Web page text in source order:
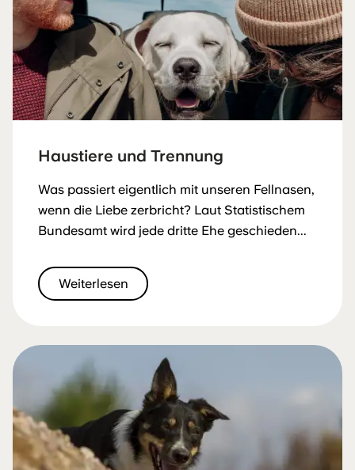
Haustiere und Trennung
Was passiert eigentlich mit unseren Fellnasen,
wenn die Liebe zerbricht? Laut Statistischem
Bundesamt wird jede dritte Ehe geschieden...
Weiterlesen